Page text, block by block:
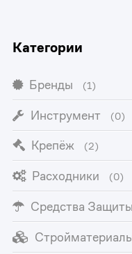
Категории
Бренды (1)
Инструмент (0)
Крепёж (2)
Расходники (0)
Средства Защиты